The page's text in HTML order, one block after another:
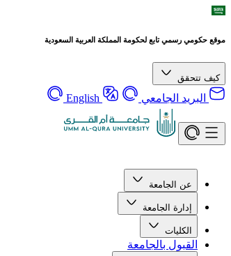
موقع حكومي رسمي تابع لحكومة المملكة العربية السعودية
كيف تتحقق
البريد الجامعي English
عن الجامعة
إدارة الجامعة
الكليات
القبول بالجامعة